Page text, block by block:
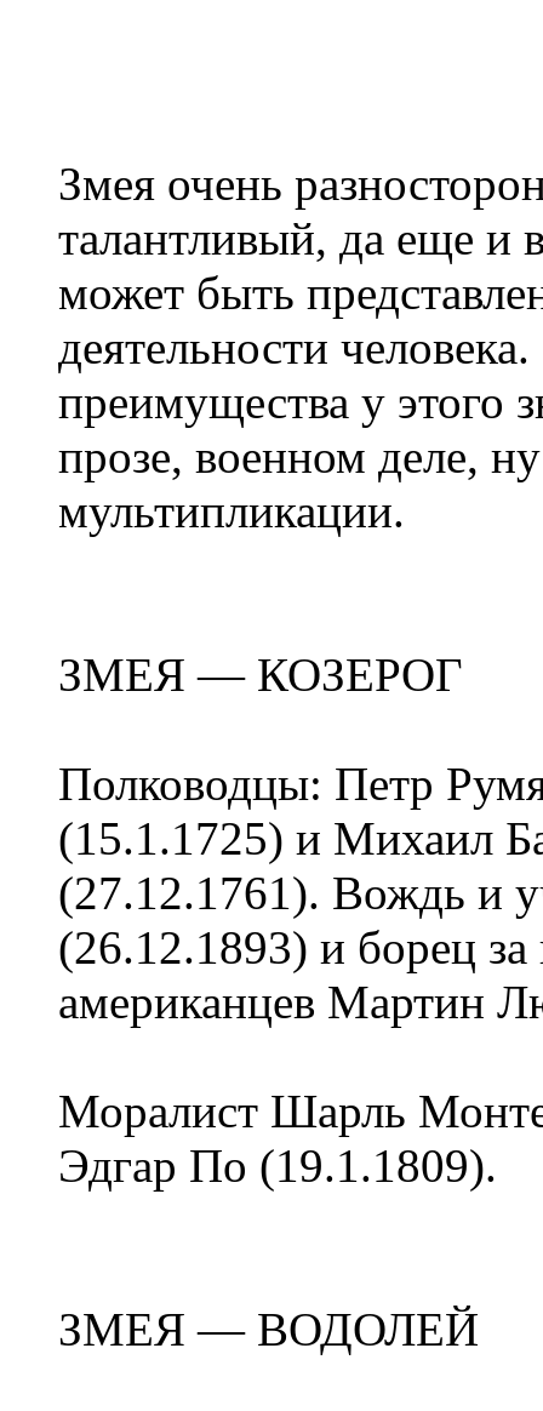
Змея очень
талантливый, да еще и
может быть
деятельности
преимущества у этого
прозе, военном деле,
мультипликации.
ЗМЕЯ — КОЗЕРОГ
Полководцы: Петр
(15.1.1725) и Михаил
(27.12.1761). Вождь и
(26.12.1893) и борец
американцев Мартин
Моралист Шарль
Эдгар По (19.1.1809).
ЗМЕЯ — ВОДОЛЕЙ